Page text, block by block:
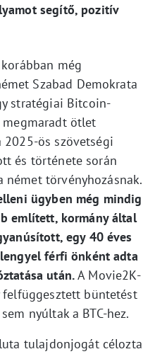
segítő, pozitív
még
Szabad Demokrata
stratégiai Bitcoin-
megmaradt ötlet
2025-ös szövetségi
és története során
német törvényhozásnak.
ügyben még mindig
említett, kormány által
egy 40 éves
férfi önként adta
után.A Movie2K-
felfüggesztett büntetést
nyúltak a BTC-hez.
tulajdonjogát célozta